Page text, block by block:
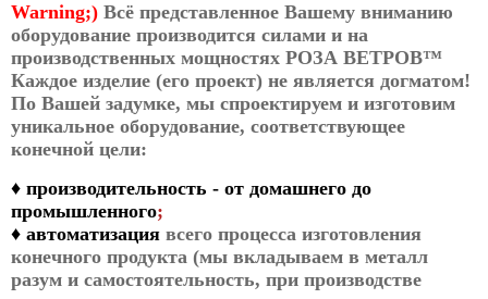
Warning;) Всё представленное Вашему вниманию
оборудование производится силами и на
производственных мощностях РОЗА ВЕТРОВ™
Каждое изделие (его проект) не является догматом!
По Вашей задумке, мы спроектируем и изготовим
уникальное оборудование, соответствующее
конечной цели:
♦ производительность - от домашнего до
промышленного;
♦ автоматизация всего процесса изготовления
конечного продукта (мы вкладываем в металл
разум и самостоятельность, при производстве